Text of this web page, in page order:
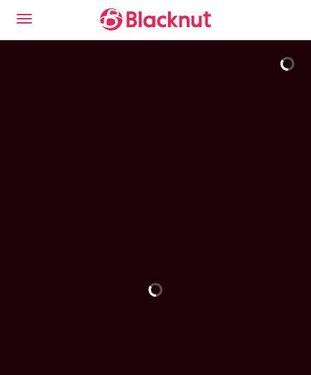
Descubre la experiencia del Blacknut Cloud Gaming